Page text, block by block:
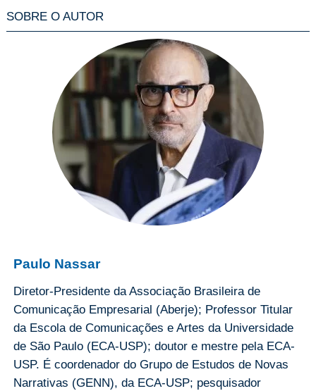
SOBRE O AUTOR
Paulo Nassar
Diretor-Presidente da Associação Brasileira de
Comunicação Empresarial (Aberje); Professor Titular
da Escola de Comunicações e Artes da Universidade
de São Paulo (ECA-USP); doutor e mestre pela ECA-
USP. É coordenador do Grupo de Estudos de Novas
Narrativas (GENN), da ECA-USP; pesquisador